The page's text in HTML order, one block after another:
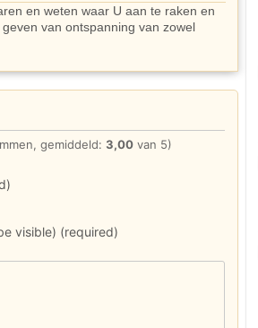
en weten waar U aan te raken en
van ontspanning van zowel
gemiddeld: 3,00 van 5)
visible) (required)